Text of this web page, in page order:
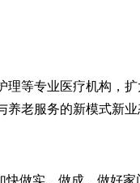
等专业医疗机构，
老服务的新模式新业
做实、做成、做好家